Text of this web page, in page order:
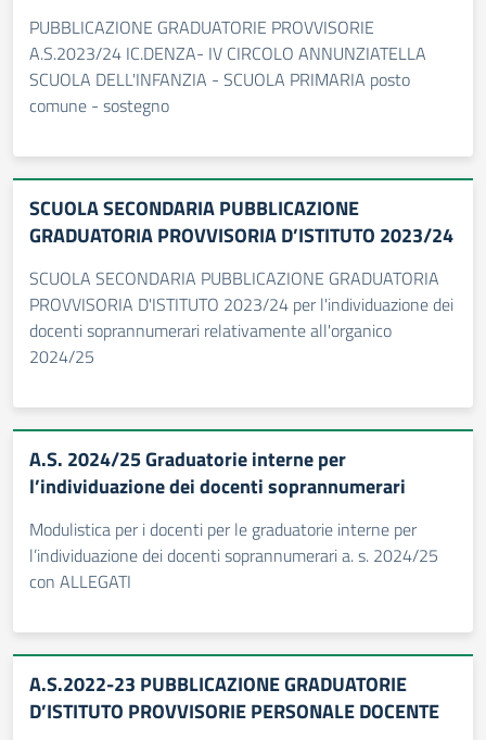
PUBBLICAZIONE GRADUATORIE PROVVISORIE
A.S.2023/24 IC.DENZA- IV CIRCOLO ANNUNZIATELLA
SCUOLA DELL'INFANZIA - SCUOLA PRIMARIA posto
comune - sostegno
SCUOLA SECONDARIA PUBBLICAZIONE
GRADUATORIA PROVVISORIA D’ISTITUTO 2023/24
SCUOLA SECONDARIA PUBBLICAZIONE GRADUATORIA
PROVVISORIA D'ISTITUTO 2023/24 per l'individuazione dei
docenti soprannumerari relativamente all'organico
2024/25
A.S. 2024/25 Graduatorie interne per
l’individuazione dei docenti soprannumerari
Modulistica per i docenti per le graduatorie interne per
l’individuazione dei docenti soprannumerari a. s. 2024/25
con ALLEGATI
A.S.2022-23 PUBBLICAZIONE GRADUATORIE
D’ISTITUTO PROVVISORIE PERSONALE DOCENTE